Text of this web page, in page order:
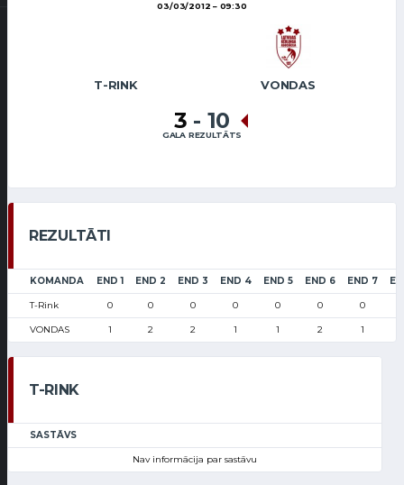
03/03/2012 09:30
T-RINK VONDAS
3 - 10
GALA REZULTĀTS
REZULTĀTI
KOMANDA END 1 END 2 END 3 END 4 END 5 END 6 END 7
T-Rink 0 0 0 0 0 0 0
VONDAS 1 2 2 1 1 2 1
T-RINK
SASTĀVS
Nav informācija par sastāvu